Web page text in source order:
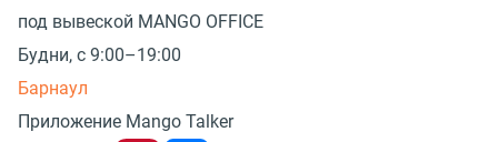
под вывеской MANGO OFFICE
Будни, с 9:00–19:00
Барнаул
Приложение Mango Talker